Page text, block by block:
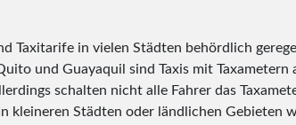
Taxitarife in vielen Städten behördlich
und Guayaquil sind Taxis mit
schalten nicht alle Fahrer das
kleineren Städten oder ländlichen Gebieten